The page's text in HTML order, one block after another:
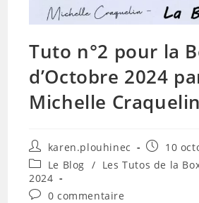
Tuto n°2 pour la
d’Octobre 2024
Michelle Craquelin
Auteur/autrice
de
la
publication :
karen.plouhinec
publiée :
10
Post
category:
Le Blog / Les Tutos de la
2024
Commentaires
0 commentaire